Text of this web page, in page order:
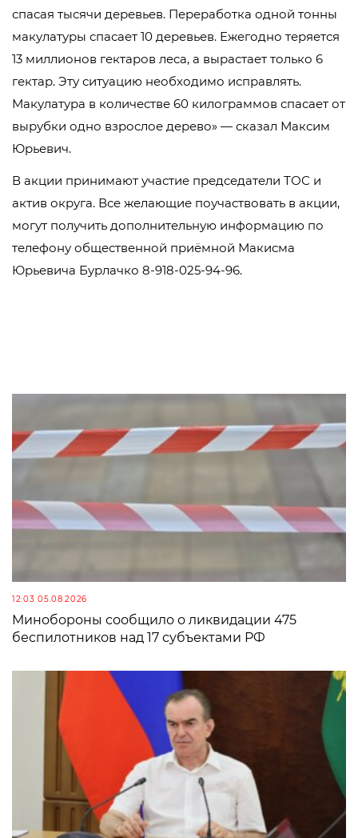
спасая тысячи деревьев. Переработка одной тонны
макулатуры спасает 10 деревьев. Ежегодно теряется
13 миллионов гектаров леса, а вырастает только 6
гектар. Эту ситуацию необходимо исправлять.
Макулатура в количестве 60 килограммов спасает от
вырубки одно взрослое дерево» — сказал Максим
Юрьевич.
В акции принимают участие председатели ТОС и
актив округа. Все желающие поучаствовать в акции,
могут получить дополнительную информацию по
телефону общественной приёмной Макисма
Юрьевича Бурлачко 8-918-025-94-96.
12:03 05.08.2026
Минобороны сообщило о ликвидации 475
беспилотников над 17 субъектами РФ